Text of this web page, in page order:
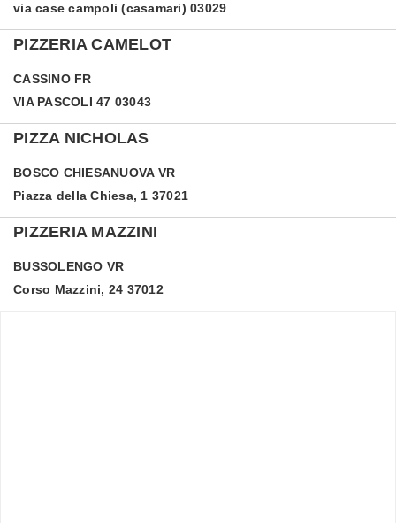
via case campoli (casamari) 03029
PIZZERIA CAMELOT
CASSINO FR
VIA PASCOLI 47 03043
PIZZA NICHOLAS
BOSCO CHIESANUOVA VR
Piazza della Chiesa, 1 37021
PIZZERIA MAZZINI
BUSSOLENGO VR
Corso Mazzini, 24 37012